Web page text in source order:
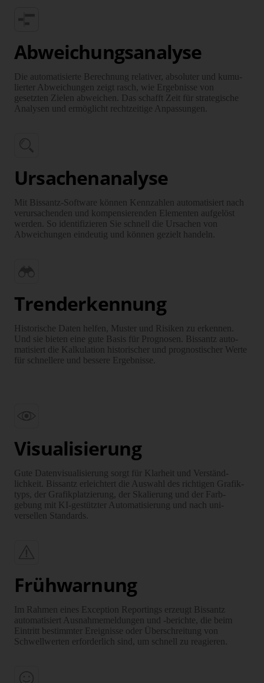
Abweichungs­analyse
Die automa­tisierte Berechnung relativer, absoluter und kumu­
lierter Ab­weichungen zeigt rasch, wie Ergebnisse von
gesetzten Zielen abweichen. Das schafft Zeit für stra­tegische
Analysen und ermöglicht recht­zeitige Anpas­sungen.
Ursachenanalyse
Mit Bissantz-Software können Kennzahlen automatisiert nach
ver­ur­sachenden und kom­pen­sierenden Elementen aufgelöst
werden. So identifizieren Sie schnell die Ursachen von
Abweichungen eindeutig und können gezielt handeln.
Trenderkennung
Historische Daten helfen, Muster und Risiken zu erkennen.
Und sie bieten eine gute Basis für Prognosen. Bissantz auto­
matisiert die Kalku­lation historischer und prog­nostischer Werte
für schnellere und bessere Ergeb­nisse.
Visualisierung
Gute Daten­visuali­sierung sorgt für Klarheit und Verständ­
lichkeit. Bissantz erleichtert die Auswahl des richtigen Grafik­
typs, der Grafik­platzierung, der Skalierung und der Farb­
gebung mit KI-gestützter Auto­mati­sierung und nach uni­
versellen Standards.
Frühwarnung
Im Rahmen eines Exception Reportings erzeugt Bissantz
automatisiert Ausnahme­meldungen und -berichte, die beim
Eintritt bestimmter Ereignisse oder Über­schreitung von
Schwell­werten erforderlich sind, um schnell zu reagieren.